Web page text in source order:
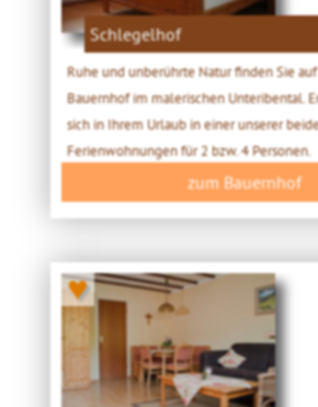
Schlegelhof
Ruhe und unberührte Natur finden Sie
Bauernhof im malerischen Unteribental.
sich in Ihrem Urlaub in einer unserer
Ferienwohnungen für 2 bzw. 4 Personen.
zum Bauernhof
♥